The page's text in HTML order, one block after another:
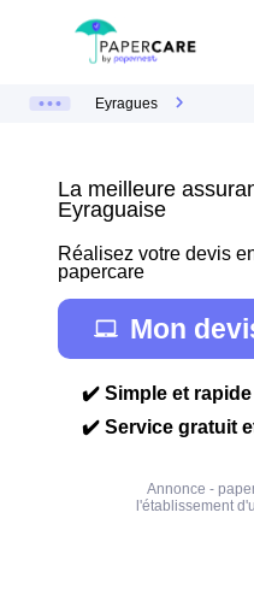
Eyragues
La meilleure
Eyraguaise
Réalisez votre devis
papercare
Mon
✔️ Simple et rapide
✔️ Service gratuit
Annonce -
l'établissement